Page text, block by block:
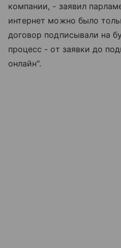
компании, - заявил
интернет можно было
договор подписывали на
процесс - от заявки до
онлайн".